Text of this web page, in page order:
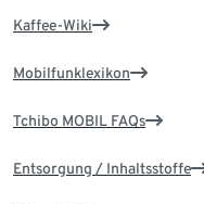
Kaffee-Wiki
Mobilfunklexikon
Tchibo MOBIL FAQs
Entsorgung / Inhaltsstoffe